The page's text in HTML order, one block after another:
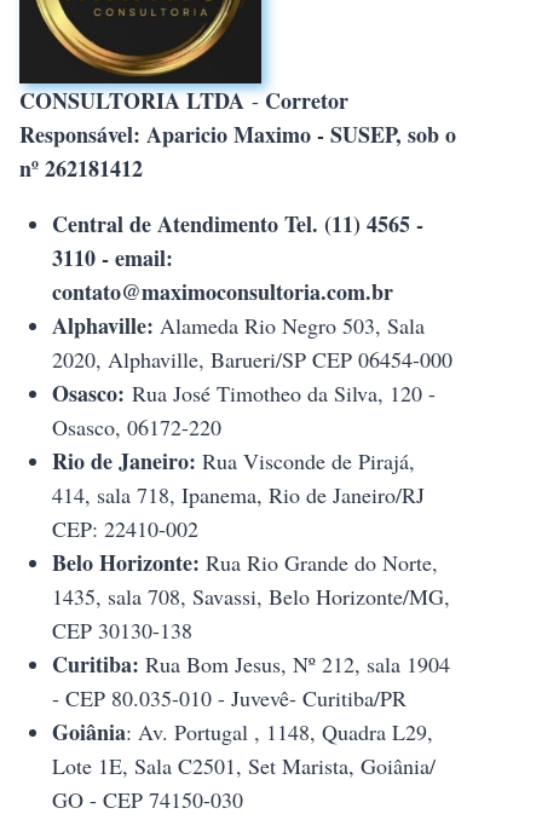
CONSULTORIA LTDA-Corretor
Responsável: Aparicio Maximo - SUSEP, sob o
nº 262181412
Central de Atendimento Tel. (11) 4565 -
3110 - email:
contato@maximoconsultoria.com.br
Alphaville: Alameda Rio Negro 503, Sala
2020, Alphaville, Barueri/SP CEP 06454-000
Osasco: Rua José Timotheo da Silva, 120 -
Osasco, 06172-220
Rio de Janeiro: Rua Visconde de Pirajá,
414, sala 718, Ipanema, Rio de Janeiro/RJ
CEP: 22410-002
Belo Horizonte: Rua Rio Grande do Norte,
1435, sala 708, Savassi, Belo Horizonte/MG,
CEP 30130-138
Curitiba: Rua Bom Jesus, Nº 212, sala 1904
- CEP 80.035-010 - Juvevê- Curitiba/PR
Goiânia: Av. Portugal , 1148, Quadra L29,
Lote 1E, Sala C2501, Set Marista, Goiânia/
GO - CEP 74150-030